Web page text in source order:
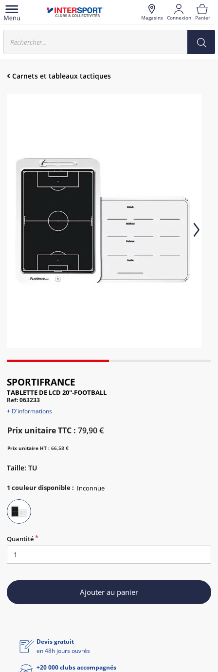
Magasins Connexion Panier
Carnets et tableaux tactiques
SPORTIFRANCE
TABLETTE DE LCD 20''-FOOTBALL
Ref: 063233
+ D'informations
Prix unitaire TTC : 79,90 €
Prix unitaire HT : 66,58 €
Taille: TU
1 couleur disponible:
Quantité
Ajouter au panier
Devis gratuit
en 48h jours ouvrés
+20 000 clubs accompagnés